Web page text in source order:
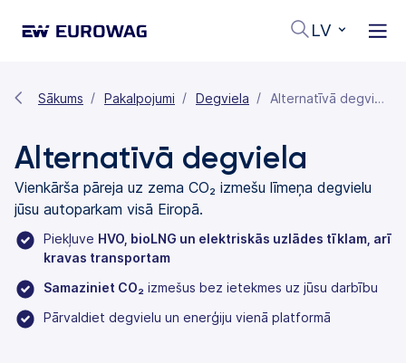
LV
Sākums Pakalpojumi Degviela Alternatīvā degviela
Alternatīvā degviela
Vienkārša pāreja uz zema CO₂ izmešu līmeņa degvielu
jūsu autoparkam visā Eiropā.
Piekļuve HVO, bioLNG un elektriskās uzlādes tīklam, arī
kravas transportam
Samaziniet CO₂ izmešus bez ietekmes uz jūsu darbību
Pārvaldiet degvielu un enerģiju vienā platformā